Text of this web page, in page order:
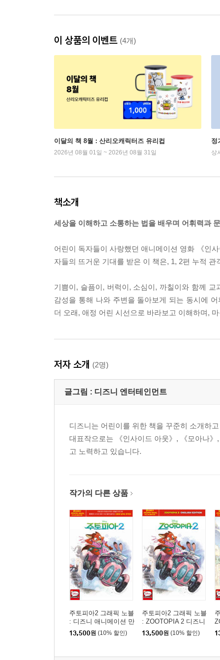
이 상품의 이벤트 (4개)
이달의 책 8월 : 산리오캐릭터즈 유리컵
2026년 08월 01일 ~ 2026년 08월 31일
정
상
책소개
세상을 이해하고 소통하는 법을 배우며 어휘력과
어린이 독자들이 사랑했던 애니메이션 영화 《인
자들의 뜨거운 기대를 받은 이 책은, 1, 2편 누적
기쁨이, 슬픔이, 버럭이, 소심이, 까칠이와 함께
감성을 통해 나와 주변을 돌아보게 되는 동시에
더 오래, 애정 어린 시선으로 바라보고 이해하며,
저자 소개 (2명)
글그림 : 디즈니 엔터테인먼트
디즈니는 어린이를 위한 책을 꾸준히 소개하
대표작으로는 《인사이드 아웃》, 《모아나
고 노력하고 있습니다.
작가의 다른 상품
주토피아2 그래픽 노블
: 디즈니 애니메이션 만
화 (한글판)
13,500원 (10% 할인)
주토피아2 그래픽 노블
: ZOOTOPIA 2 디즈니
애니메이션 만화 (영문
판)
13,500원 (10% 할인)